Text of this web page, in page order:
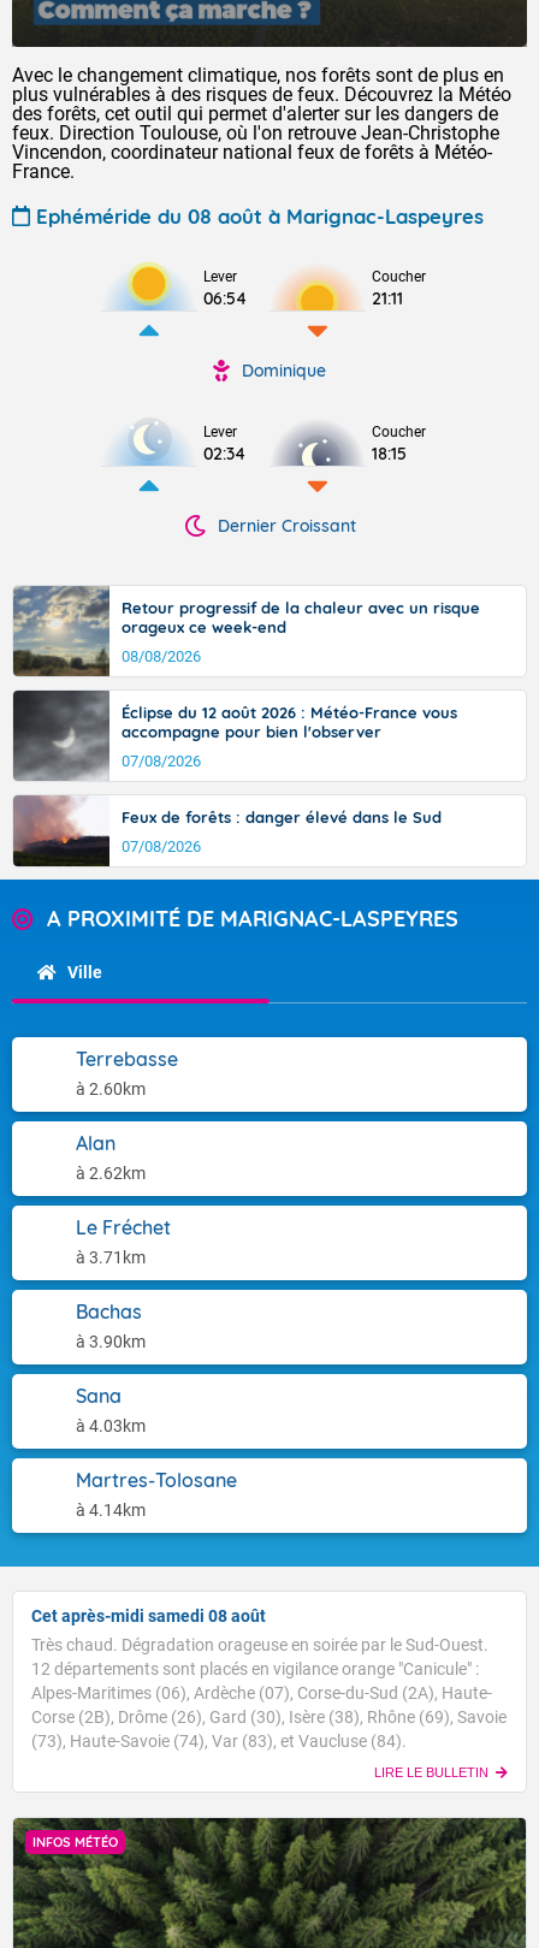
Avec le changement climatique, nos forêts sont de plus en
plus vulnérables à des risques de feux. Découvrez la Météo
des forêts, cet outil qui permet d'alerter sur les dangers de
feux. Direction Toulouse, où l'on retrouve Jean-Christophe
Vincendon, coordinateur national feux de forêts à Météo-
France.
Ephéméride du 08 août à Marignac-Laspeyres
Lever
06:54
Coucher
21:11
Dominique
Lever
02:34
Coucher
18:15
Dernier Croissant
Retour progressif de la chaleur avec un risque
orageux ce week-end
08/08/2026
Éclipse du 12 août 2026 : Météo-France vous
accompagne pour bien l'observer
07/08/2026
Feux de forêts : danger élevé dans le Sud
07/08/2026
A PROXIMITÉ DE MARIGNAC-LASPEYRES
Ville
Terrebasse
à 2.60km
Alan
à 2.62km
Le Fréchet
à 3.71km
Bachas
à 3.90km
Sana
à 4.03km
Martres-Tolosane
à 4.14km
Cet après-midi samedi 08 août
Très chaud. Dégradation orageuse en soirée par le Sud-Ouest.
12 départements sont placés en vigilance orange "Canicule" :
Alpes-Maritimes (06), Ardèche (07), Corse-du-Sud (2A), Haute-
Corse (2B), Drôme (26), Gard (30), Isère (38), Rhône (69), Savoie
(73), Haute-Savoie (74), Var (83), et Vaucluse (84).
LIRE LE BULLETIN
INFOS MÉTÉO